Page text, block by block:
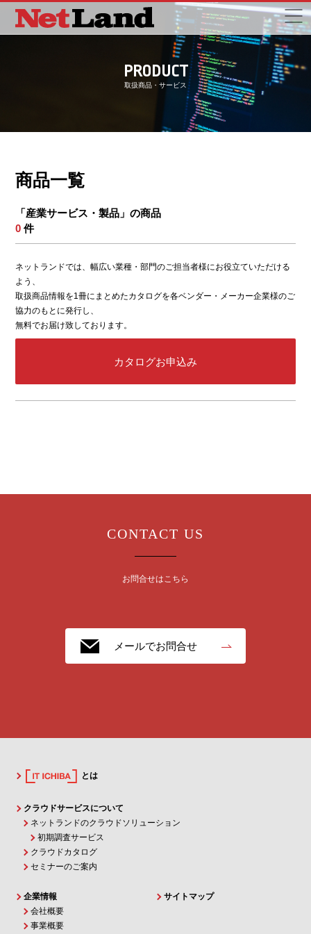
PRODUCT
取扱商品・サービス
商品一覧
「産業サービス・製品」の商品
0 件
ネットランドでは、幅広い業種・部門のご担当者様にお役立ていただける
よう、
取扱商品情報を1冊にまとめたカタログを各ベンダー・メーカー企業様のご
協力のもとに発行し、
無料でお届け致しております。
カタログお申込み
CONTACT US
お問合せはこちら
メールでお問合せ
とは
クラウドサービスについて
ネットランドのクラウドソリューション
初期調査サービス
クラウドカタログ
セミナーのご案内
企業情報
会社概要
事業概要
サイトマップ